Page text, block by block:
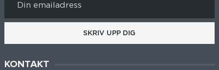
SKRIV UPP DIG
KONTAKT